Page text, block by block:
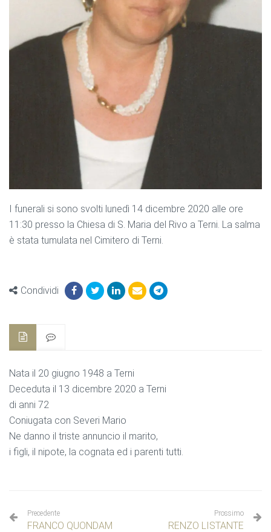
I funerali si sono svolti lunedì 14 dicembre 2020 alle ore
11:30 presso la Chiesa di S. Maria del Rivo a Terni. La salma
è stata tumulata nel Cimitero di Terni.
Condividi
Nata il 20 giugno 1948 a Terni
Deceduta il 13 dicembre 2020 a Terni
di anni 72
Coniugata con Severi Mario
Ne danno il triste annuncio il marito,
i figli, il nipote, la cognata ed i parenti tutti.
Precedente
FRANCO QUONDAM
Prossimo
RENZO LISTANTE